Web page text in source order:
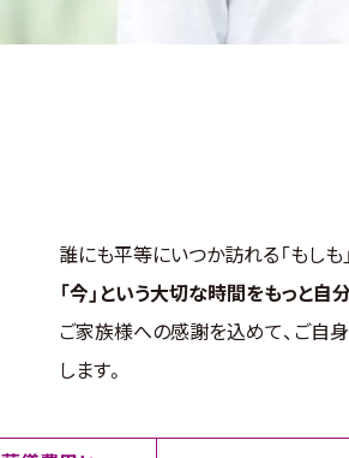
誰にも平等にいつか訪れる「もし
「今」という大切な時間をもっと自
ご家族様への感謝を込めて、ご自
します。